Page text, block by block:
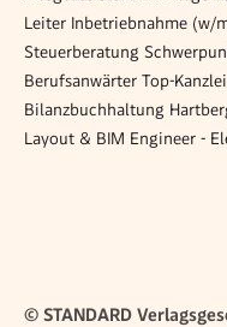
Leiter Inbetriebnahme (w/
Steuerberatung
Berufsanwärter Top-
Bilanzbuchhaltung
Layout & BIM Engineer -
© STANDARD